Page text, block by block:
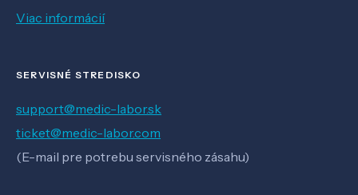
Viac informácií
SERVISNÉ STREDISKO
support@medic-labor.sk
ticket@medic-labor.com
(E-mail pre potrebu servisného zásahu)